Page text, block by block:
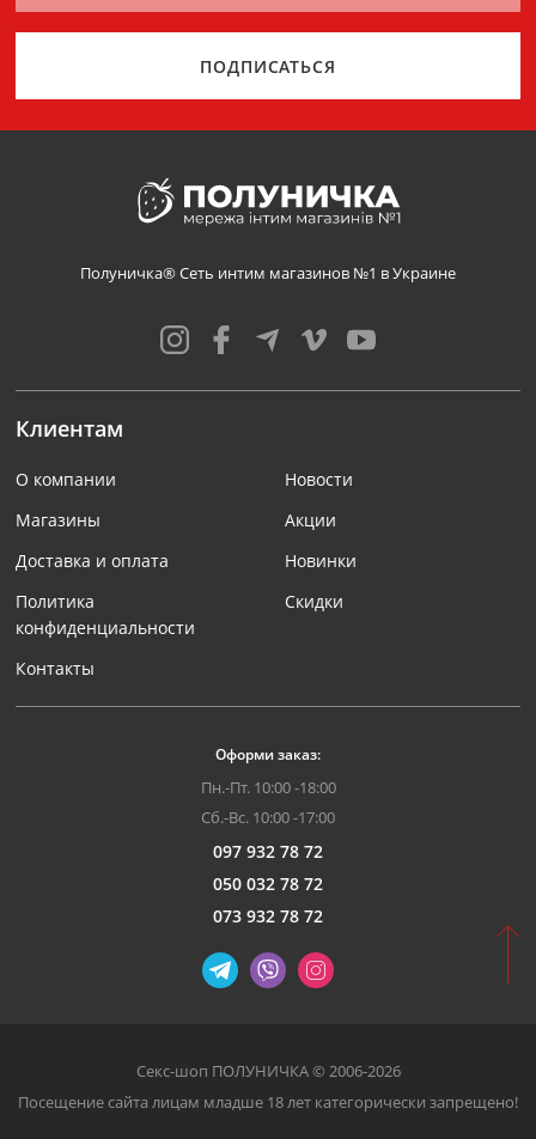
ПОДПИСАТЬСЯ
Полуничка® Сеть интим магазинов №1 в Украине
Клиентам
О компании
Магазины
Доставка и оплата
Политика
конфиденциальности
Контакты
Новости
Акции
Новинки
Скидки
Оформи заказ:
Пн.-Пт. 10:00 -18:00
Сб.-Вс. 10:00 -17:00
097 932 78 72
050 032 78 72
073 932 78 72
Секс-шоп ПОЛУНИЧКА © 2006-2026
Посещение сайта лицам младше 18 лет категорически запрещено!